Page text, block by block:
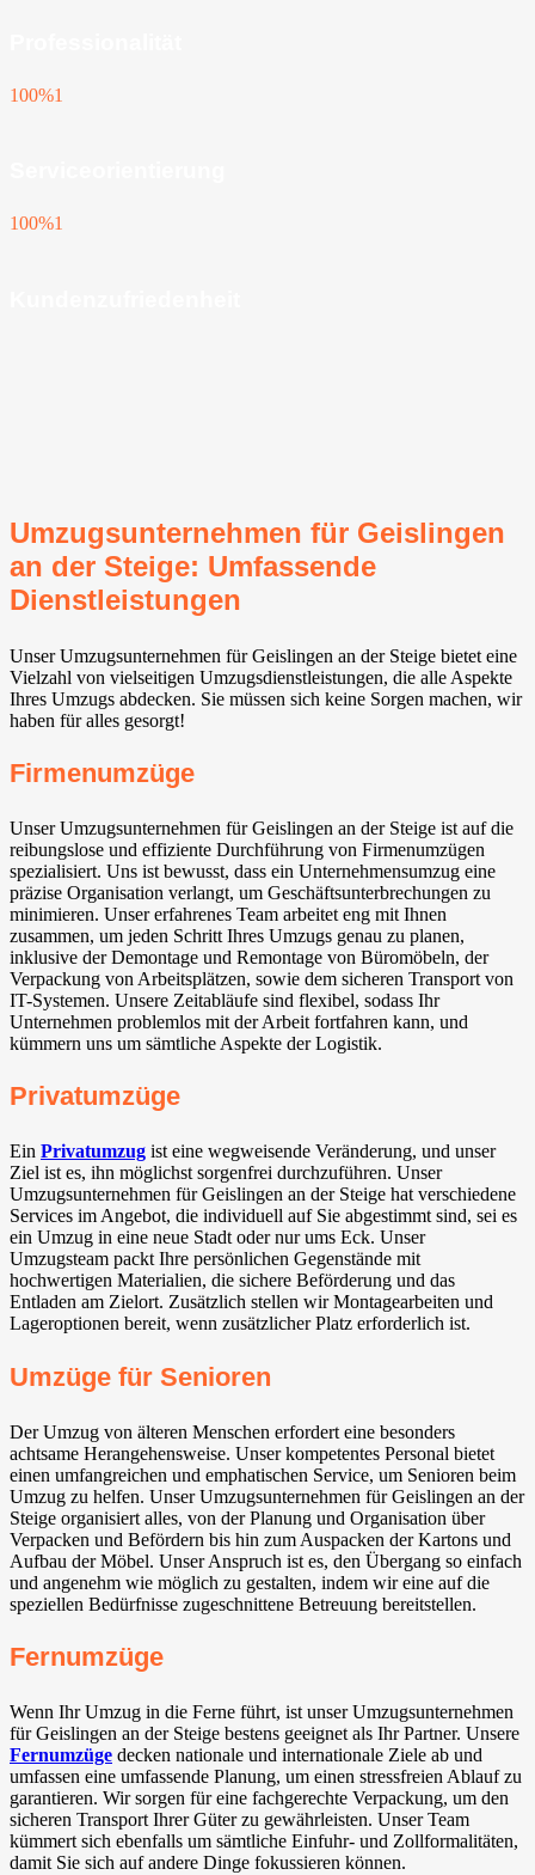
100%1
100%1
Umzugsunternehmen für Geislingen
an der Steige: Umfassende
Dienstleistungen
Unser Umzugsunternehmen für Geislingen an der Steige bietet eine
Vielzahl von vielseitigen Umzugsdienstleistungen, die alle Aspekte
Ihres Umzugs abdecken. Sie müssen sich keine Sorgen machen, wir
haben für alles gesorgt!
Firmenumzüge
Unser Umzugsunternehmen für Geislingen an der Steige ist auf die
reibungslose und effiziente Durchführung von Firmenumzügen
spezialisiert. Uns ist bewusst, dass ein Unternehmensumzug eine
präzise Organisation verlangt, um Geschäftsunterbrechungen zu
minimieren. Unser erfahrenes Team arbeitet eng mit Ihnen
zusammen, um jeden Schritt Ihres Umzugs genau zu planen,
inklusive der Demontage und Remontage von Büromöbeln, der
Verpackung von Arbeitsplätzen, sowie dem sicheren Transport von
IT-Systemen. Unsere Zeitabläufe sind flexibel, sodass Ihr
Unternehmen problemlos mit der Arbeit fortfahren kann, und
kümmern uns um sämtliche Aspekte der Logistik.
Privatumzüge
Ein Privatumzug ist eine wegweisende Veränderung, und unser
Ziel ist es, ihn möglichst sorgenfrei durchzuführen. Unser
Umzugsunternehmen für Geislingen an der Steige hat verschiedene
Services im Angebot, die individuell auf Sie abgestimmt sind, sei es
ein Umzug in eine neue Stadt oder nur ums Eck. Unser
Umzugsteam packt Ihre persönlichen Gegenstände mit
hochwertigen Materialien, die sichere Beförderung und das
Entladen am Zielort. Zusätzlich stellen wir Montagearbeiten und
Lageroptionen bereit, wenn zusätzlicher Platz erforderlich ist.
Umzüge für Senioren
Der Umzug von älteren Menschen erfordert eine besonders
achtsame Herangehensweise. Unser kompetentes Personal bietet
einen umfangreichen und emphatischen Service, um Senioren beim
Umzug zu helfen. Unser Umzugsunternehmen für Geislingen an der
Steige organisiert alles, von der Planung und Organisation über
Verpacken und Befördern bis hin zum Auspacken der Kartons und
Aufbau der Möbel. Unser Anspruch ist es, den Übergang so einfach
und angenehm wie möglich zu gestalten, indem wir eine auf die
speziellen Bedürfnisse zugeschnittene Betreuung bereitstellen.
Fernumzüge
Wenn Ihr Umzug in die Ferne führt, ist unser Umzugsunternehmen
für Geislingen an der Steige bestens geeignet als Ihr Partner. Unsere
Fernumzüge decken nationale und internationale Ziele ab und
umfassen eine umfassende Planung, um einen stressfreien Ablauf zu
garantieren. Wir sorgen für eine fachgerechte Verpackung, um den
sicheren Transport Ihrer Güter zu gewährleisten. Unser Team
kümmert sich ebenfalls um sämtliche Einfuhr- und Zollformalitäten,
damit Sie sich auf andere Dinge fokussieren können.